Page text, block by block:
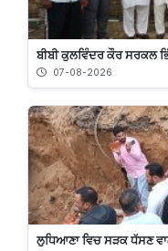
ਬੀਬੀ ਕੁਲਵਿੰਦਰ ਕੌਰ ਸਰਕਲ
07-08-2026
ਲੁਧਿਆਣਾ ਵਿਚ ਸੜਕ ਧੱਸਣ